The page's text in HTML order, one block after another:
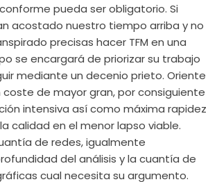
pueda ser obligatorio. Si
acostado nuestro tiempo arriba y no
precisas hacer TFM en una
se encargará de priorizar su trabajo
mediante un decenio prieto. Oriente
coste de mayor gran, por consiguiente
intensiva así­ como máxima rapidez
calidad en el menor lapso viable.
de redes, igualmente
del análisis y la cuantía de
cual necesita su argumento.